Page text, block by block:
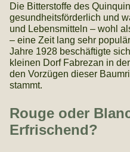
Die Bitterstoffe des
gesundheitsförderlich und
und Lebensmitteln – wohl
– eine Zeit lang sehr
Jahre 1928 beschäftigte
kleinen Dorf Fabrezan in
den Vorzügen dieser
stammt.
Rouge oder
Erfrischend?